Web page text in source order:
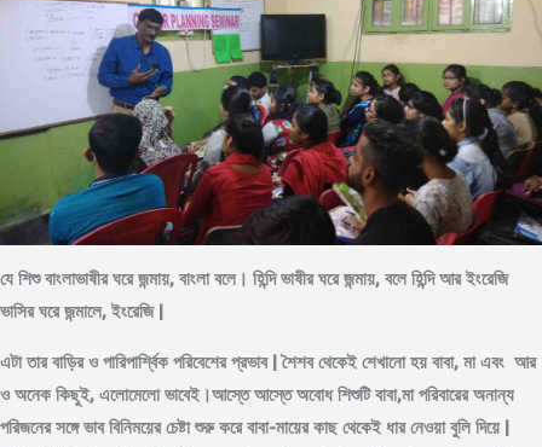
যে শিশু বাংলাভাষীর ঘরে জন্মায়, বাংলা বলে। হিন্দি ভাষীর ঘরে জন্মায়, বলে হিন্দি আর ইংরেজি
ভাসির ঘরে জন্মালে, ইংরেজি |
এটা তার বাড়ির ও পারিপার্শ্বিক পরিবেশের প্রভাব | শৈশব থেকেই শেখানো হয় বাবা, মা এবং আর
ও অনেক কিছুই, এলোমেলো ভাবেই।আস্তে আস্তে অবোধ শিশুটি বাবা,মা পরিবারের অনান্য
পরিজনের সঙ্গে ভাব বিনিময়ের চেষ্টা শুরু করে বাবা-মায়ের কাছ থেকেই ধার নেওয়া বুলি দিয়ে |